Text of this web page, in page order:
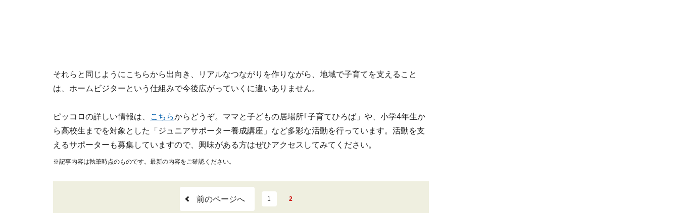
それらと同じようにこちらから出向き、リアルなつながりを作りながら、地域で子育てを支えること
は、ホームビジターという仕組みで今後広がっていくに違いありません。
ピッコロの詳しい情報は、 こちらからどうぞ。ママと子どもの居場所｢子育てひろば」や、小学4年生か
ら高校生までを対象とした「ジュニアサポーター養成講座」など多彩な活動を行っています。活動を支
えるサポーターも募集していますので、興味がある方はぜひアクセスしてみてください。
※記事内容は執筆時点のものです。最新の内容をご確認ください。
前のページへ 1 2